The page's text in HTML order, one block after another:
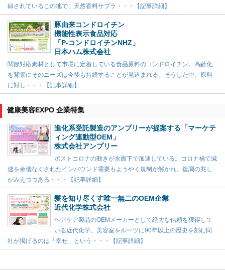
録されているこの地で、天然香料サプラ・・・【記事詳細】
豚由来コンドロイチン
機能性表示食品対応
「P-コンドロイチンNHZ」
日本ハム株式会社
関節対応素材として市場に定着している食品原料のコンドロイチン。高齢化
を背景にそのニーズは今後も持続することが見込まれる。そうした中、原料
に対し・・・【記事詳細】
健康美容EXPO 企業特集
進化系受託製造のアンプリーが提案する「マーケテ
ィング連動型OEM」
株式会社アンプリー
ポストコロナの動きが水面下で加速している。コロナ禍で減
速を余儀なくされたインバウンド需要もようやく規制が解かれ、復調の兆し
がみえつつある・・・【記事詳細】
髪を知り尽くす唯一無二のOEM企業
近代化学株式会社
ヘアケア製品のOEMメーカーとして絶大な信頼を獲得して
いる近代化学。美容室をルーツに90年以上の歴史を刻む同
社が掲げるのは「幸せ」という・・・【記事詳細】